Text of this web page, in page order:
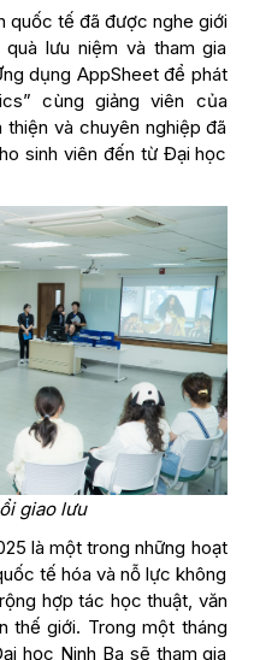
quốc tế đã được nghe giới
lưu niệm và tham gia
dụng AppSheet để phát
cùng giảng viên của
và chuyên nghiệp đã
sinh viên đến từ Đại học
giao lưu
là một trong những hoạt
tế hóa và nỗ lực không
hợp tác học thuật, văn
thế giới. Trong một tháng
học Ninh Ba sẽ tham gia